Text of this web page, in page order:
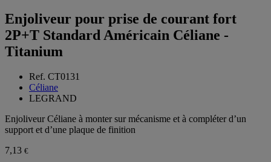
Enjoliveur pour prise de courant fort
2P+T Standard Américain Céliane -
Titanium
Ref. CT0131
Céliane
LEGRAND
Enjoliveur Céliane à monter sur mécanisme et à compléter d’un
support et d’une plaque de finition
7,13 €